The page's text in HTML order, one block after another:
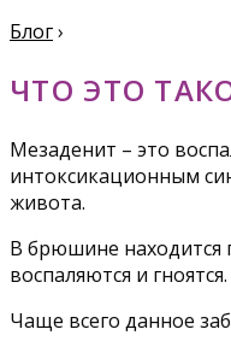
Блог›
ЧТО ЭТО
Мезаденит – это
интоксикационным
живота.
В брюшине находится
воспаляются и гноятся.
Чаще всего данное